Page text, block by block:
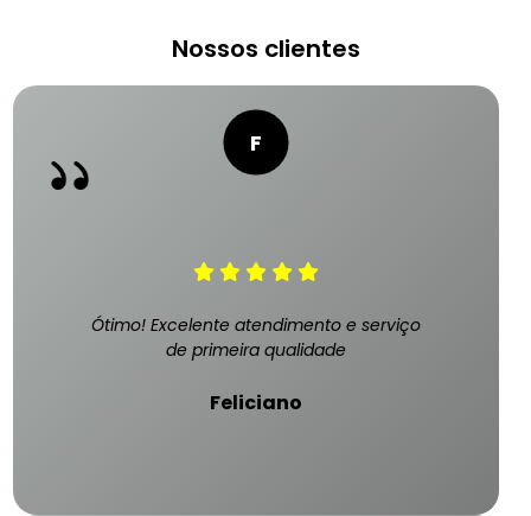
Nossos clientes
Ótimo! Excelente atendimento e serviço
de primeira qualidade
Feliciano